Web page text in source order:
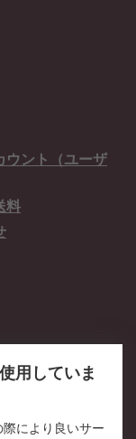
ウント（ユーザ
料
用していま
により良いサー